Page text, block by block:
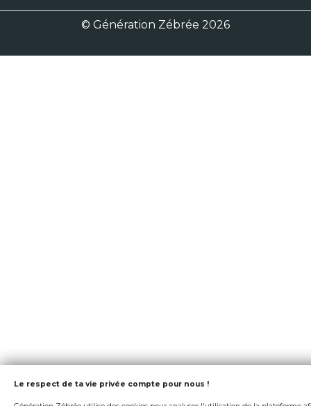
© Génération Zébrée 2026
Le respect de ta vie privée compte pour nous !